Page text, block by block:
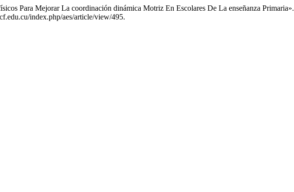
Para Mejorar La coordinación dinámica Motriz En Escolares De La enseñanza Primaria».
index.php/aes/article/view/495.